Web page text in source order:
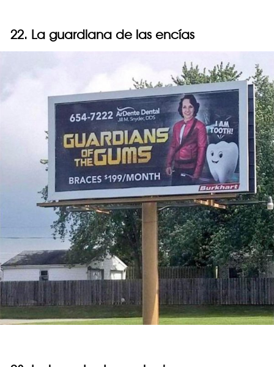
22. La guardiana de las encías